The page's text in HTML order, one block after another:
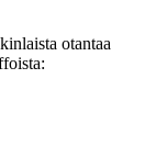
otantaa